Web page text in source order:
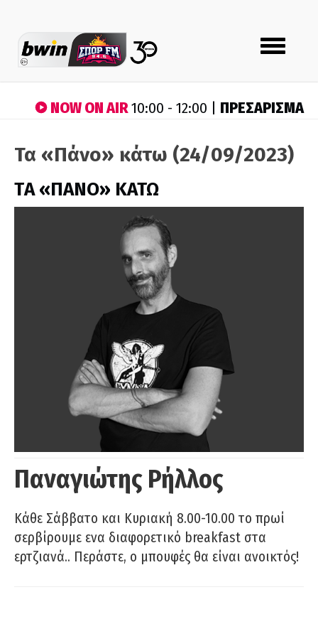
Toggle
navigation
NOW ON AIR10:00 - 12:00 | ΠΡΕΣΑΡΙΣΜΑ
Τα «Πάνο» κάτω (24/09/2023)
ΤA «ΠΑΝΟ» ΚΑΤΩ
Παναγιώτης Ρήλλος
Κάθε Σάββατο και Κυριακή 8.00-10.00 το πρωί
σερβίρουμε ενα διαφορετικό breakfast στα
ερτζιανά.. Περάστε, ο μπουφές θα είναι ανοικτός!